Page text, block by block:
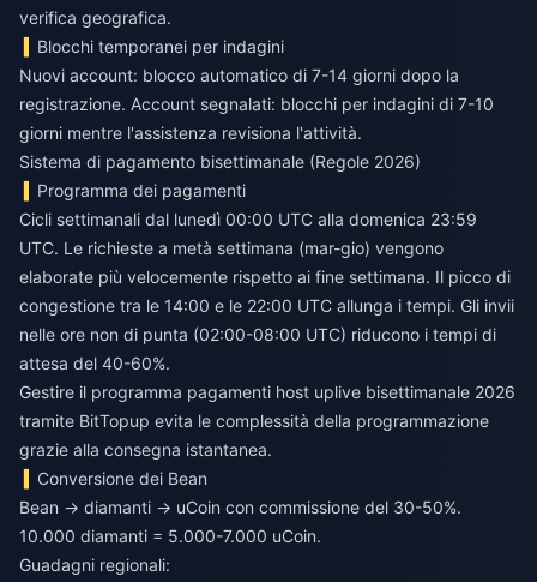
verifica geografica.
Blocchi temporanei per indagini
Nuovi account: blocco automatico di 7-14 giorni dopo la
registrazione. Account segnalati: blocchi per indagini di 7-10
giorni mentre l'assistenza revisiona l'attività.
Sistema di pagamento bisettimanale (Regole 2026)
Programma dei pagamenti
Cicli settimanali dal lunedì 00:00 UTC alla domenica 23:59
UTC. Le richieste a metà settimana (mar-gio) vengono
elaborate più velocemente rispetto ai fine settimana. Il picco di
congestione tra le 14:00 e le 22:00 UTC allunga i tempi. Gli invii
nelle ore non di punta (02:00-08:00 UTC) riducono i tempi di
attesa del 40-60%.
Gestire il programma pagamenti host uplive bisettimanale 2026
tramite BitTopup evita le complessità della programmazione
grazie alla consegna istantanea.
Conversione dei Bean
Bean → diamanti → uCoin con commissione del 30-50%.
10.000 diamanti = 5.000-7.000 uCoin.
Guadagni regionali: